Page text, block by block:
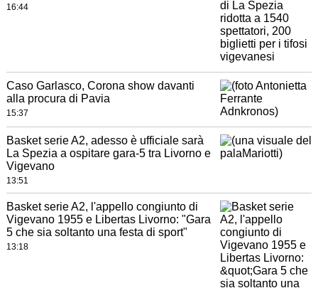
16:44
Caso Garlasco, Corona show davanti
alla procura di Pavia
15:37
Basket serie A2, adesso è ufficiale sarà
La Spezia a ospitare gara-5 tra Livorno e
Vigevano
13:51
Basket serie A2, l'appello congiunto di
Vigevano 1955 e Libertas Livorno: "Gara
5 che sia soltanto una festa di sport"
13:18